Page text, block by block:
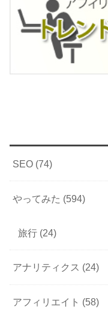
SEO (74)
やってみた (594)
旅行 (24)
アナリティクス (24)
アフィリエイト (58)